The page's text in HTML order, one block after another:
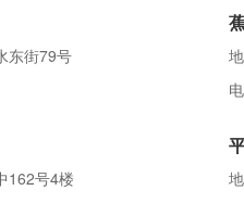
东街79号
162号4楼